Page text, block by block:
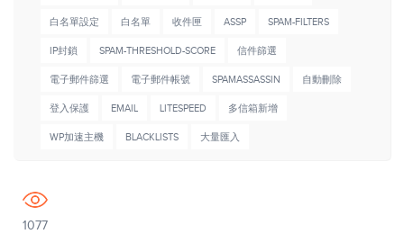
白名單設定 白名單 收件匣 ASSP SPAM-FILTERS
IP封鎖 SPAM-THRESHOLD-SCORE 信件篩選
電子郵件篩選 電子郵件帳號 SPAMASSASSIN 自動刪除
登入保護 EMAIL LITESPEED 多信箱新增
WP加速主機 BLACKLISTS 大量匯入
1077